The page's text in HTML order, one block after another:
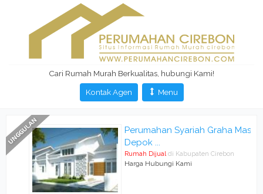
Cari Rumah Murah Berkualitas, hubungi Kami!
Kontak Agen
Menu
Perumahan Syariah Graha Mas
Depok ...
Rumah Dijual di Kabupaten Cirebon
Harga Hubungi Kami